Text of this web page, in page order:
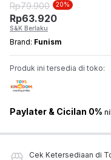
Rp79.900 20%
Rp63.920
S&K Berlaku
Brand: Funism
Produk ini tersedia di toko:
Paylater & Cicilan 0%
Cek Ketersediaan di